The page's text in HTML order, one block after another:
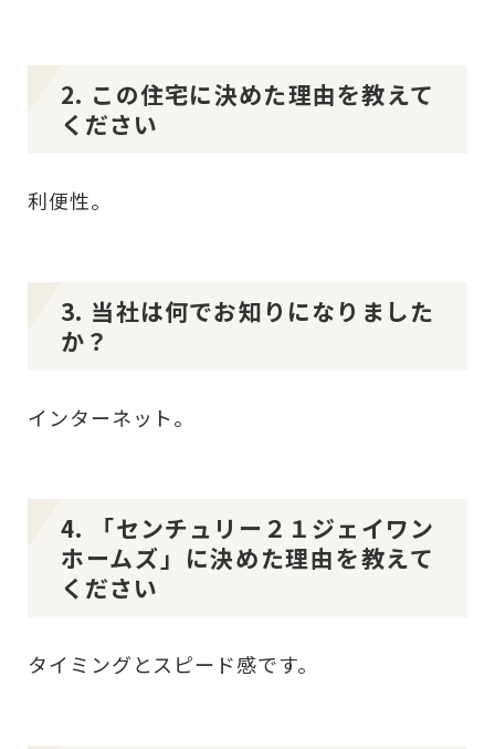
2. この住宅に決めた理由を教えて
ください
利便性。
3. 当社は何でお知りになりました
か？
インターネット。
4. 「センチュリー２１ジェイワン
ホームズ」に決めた理由を教えて
ください
タイミングとスピード感です。